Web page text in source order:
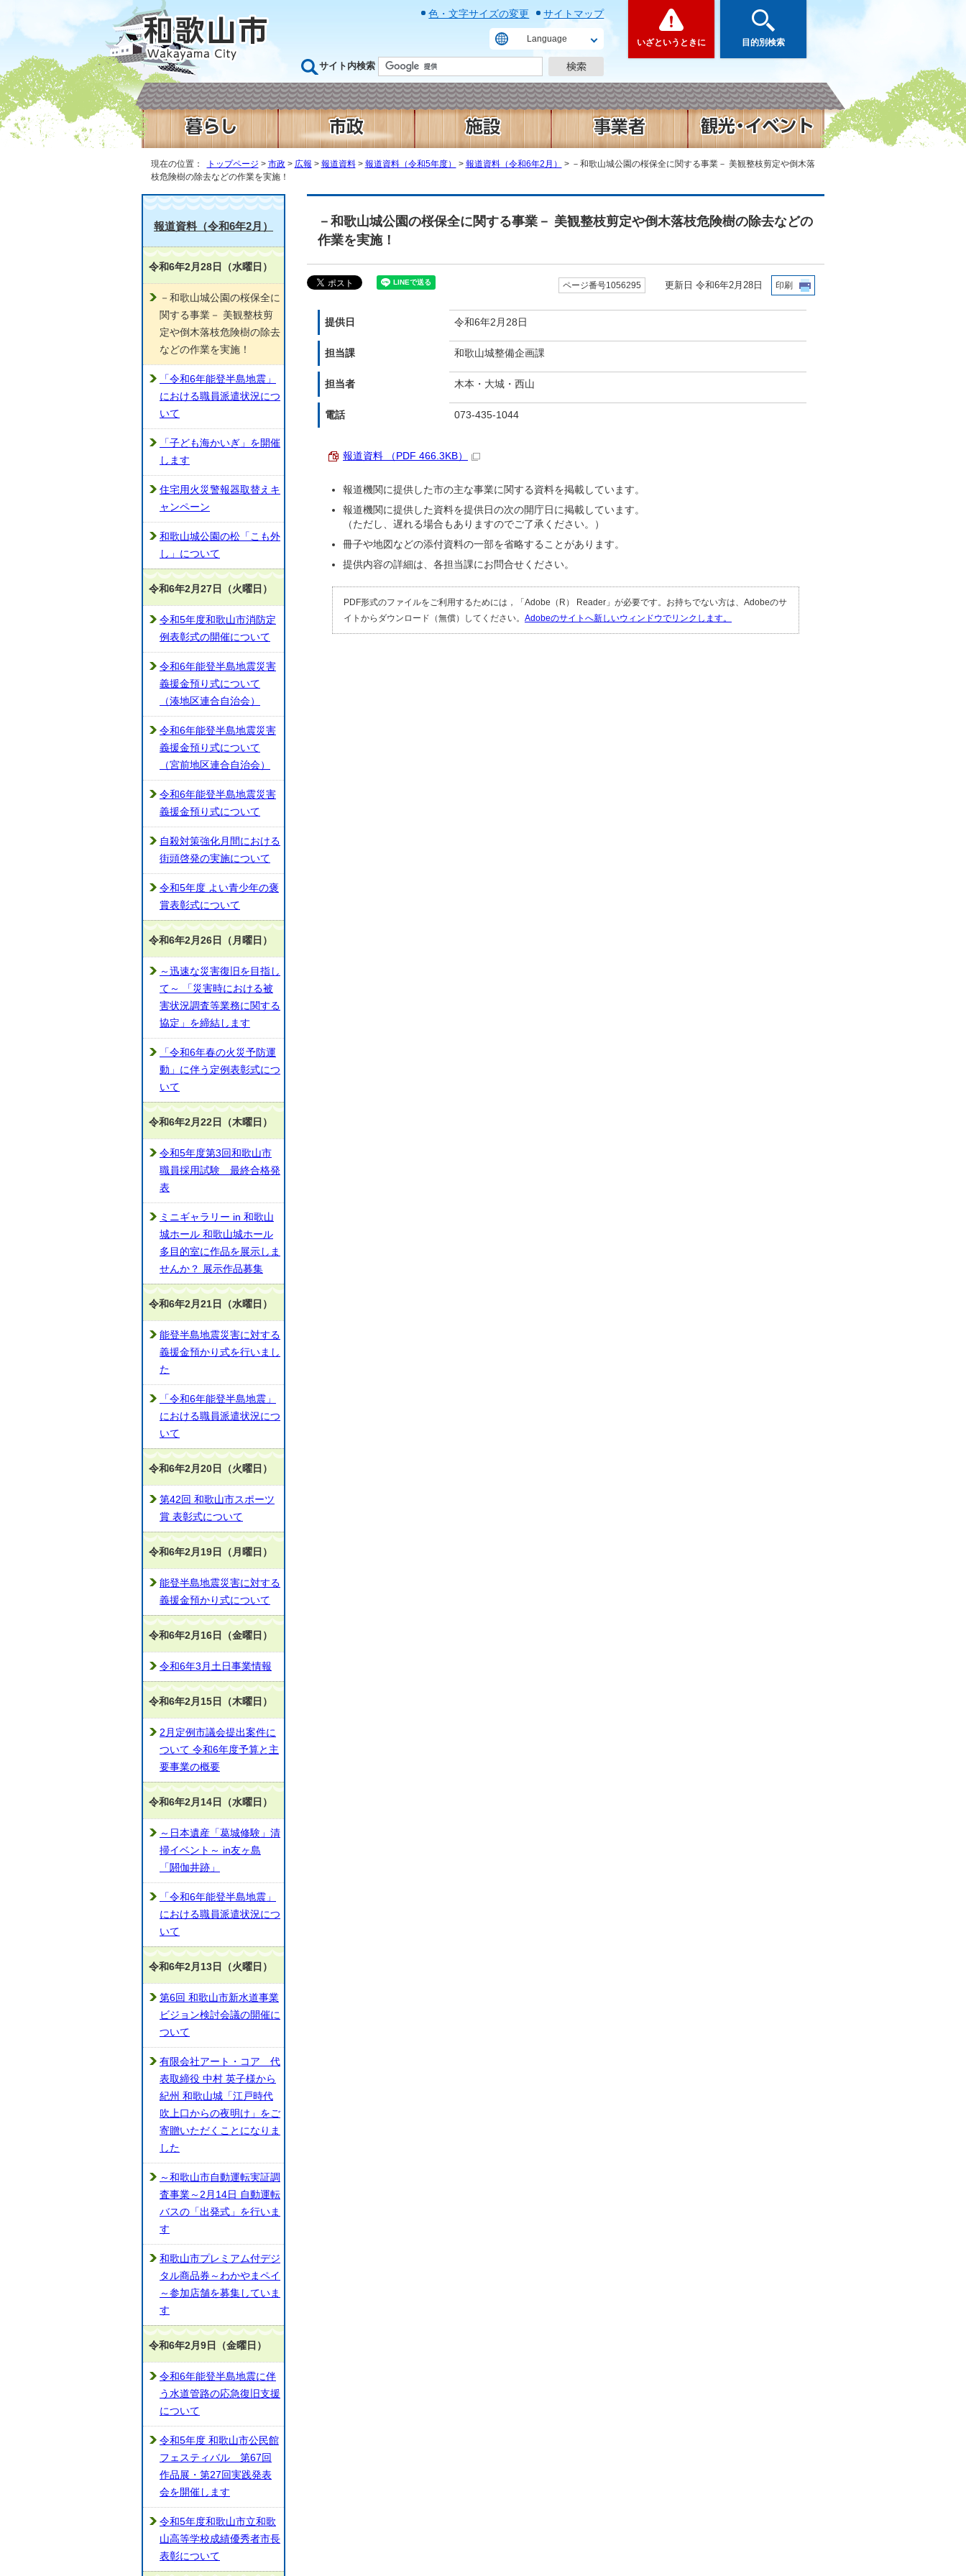
色・文字サイズの変更 サイトマップ
Language
サイト内検索
いざというときに 目的別検索
現在の位置： トップページ > 市政> 広報 > 報道資料> 報道資料（令和5年度） > 報道資料（令和6年2月）
> －和歌山城公園の桜保全に関する事業－ 美観整枝剪定や倒木落
枝危険樹の除去などの作業を実施！
－和歌山城公園の桜保全に関する事業－ 美観整枝剪定や倒木落枝危険樹の除去などの
作業を実施！
ページ番号1056295 更新日 令和6年2月28日 印刷
提供日 令和6年2月28日
担当課 和歌山城整備企画課
担当者 木本・大城・西山
電話 073-435-1044
報道資料 （PDF 466.3KB）
報道機関に提供した市の主な事業に関する資料を掲載しています。
報道機関に提供した資料を提供日の次の開庁日に掲載しています。
（ただし、遅れる場合もありますのでご了承ください。）
冊子や地図などの添付資料の一部を省略することがあります。
提供内容の詳細は、各担当課にお問合せください。
PDF形式のファイルをご利用するためには，「Adobe（R） Reader」が必要です。お持ちでない方は、Adobeのサ
イトからダウンロード（無償）してください。 Adobeのサイトへ新しいウィンドウでリンクします。
報道資料（令和6年2月）
令和6年2月28日（水曜日）
－和歌山城公園の桜保全に
関する事業－ 美観整枝剪
定や倒木落枝危険樹の除去
などの作業を実施！
「令和6年能登半島地震」
における職員派遣状況につ
いて
「子ども海かいぎ」を開催
します
住宅用火災警報器取替えキ
ャンペーン
和歌山城公園の松「こも外
し」について
令和6年2月27日（火曜日）
令和5年度和歌山市消防定
例表彰式の開催について
令和6年能登半島地震災害
義援金預り式について
（湊地区連合自治会）
令和6年能登半島地震災害
義援金預り式について
（宮前地区連合自治会）
令和6年能登半島地震災害
義援金預り式について
自殺対策強化月間における
街頭啓発の実施について
令和5年度 よい青少年の褒
賞表彰式について
令和6年2月26日（月曜日）
～迅速な災害復旧を目指し
て～ 「災害時における被
害状況調査等業務に関する
協定」を締結します
「令和6年春の火災予防運
動」に伴う定例表彰式につ
いて
令和6年2月22日（木曜日）
令和5年度第3回和歌山市
職員採用試験 最終合格発
表
ミニギャラリー in 和歌山
城ホール 和歌山城ホール
多目的室に作品を展示しま
せんか？ 展示作品募集
令和6年2月21日（水曜日）
能登半島地震災害に対する
義援金預かり式を行いまし
た
「令和6年能登半島地震」
における職員派遣状況につ
いて
令和6年2月20日（火曜日）
第42回 和歌山市スポーツ
賞 表彰式について
令和6年2月19日（月曜日）
能登半島地震災害に対する
義援金預かり式について
令和6年2月16日（金曜日）
令和6年3月土日事業情報
令和6年2月15日（木曜日）
2月定例市議会提出案件に
ついて 令和6年度予算と主
要事業の概要
令和6年2月14日（水曜日）
～日本遺産「葛城修験」清
掃イベント～ in友ヶ島
「閼伽井跡」
「令和6年能登半島地震」
における職員派遣状況につ
いて
令和6年2月13日（火曜日）
第6回 和歌山市新水道事業
ビジョン検討会議の開催に
ついて
有限会社アート・コア 代
表取締役 中村 英子様から
紀州 和歌山城「江戸時代
吹上口からの夜明け」をご
寄贈いただくことになりま
した
～和歌山市自動運転実証調
査事業～2月14日 自動運転
バスの「出発式」を行いま
す
和歌山市プレミアム付デジ
タル商品券～わかやまペイ
～参加店舗を募集していま
す
令和6年2月9日（金曜日）
令和6年能登半島地震に伴
う水道管路の応急復旧支援
について
令和5年度 和歌山市公民館
フェスティバル 第67回
作品展・第27回実践発表
会を開催します
令和5年度和歌山市立和歌
山高等学校成績優秀者市長
表彰について